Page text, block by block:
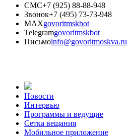
СМС+7 (925) 88-88-948
Звонок+7 (495) 73-73-948
MAXgovoritmskbot
Telegramgovoritmskbot
Письмоinfo@govoritmoskva.ru
Новости
Интервью
Программы и ведущие
Сетка вещания
Мобильное приложение